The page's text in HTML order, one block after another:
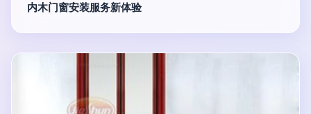
内木门窗安装服务新体验